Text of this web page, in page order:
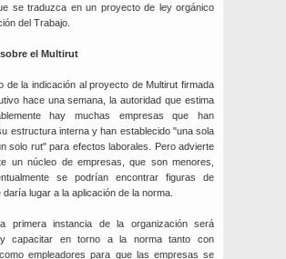
se traduzca en un proyecto de ley orgánico
del Trabajo.
el Multirut
de la indicación al proyecto de Multirut firmada
hace una semana, la autoridad que estima
hay muchas empresas que han
estructura interna y han establecido "una sola
solo rut" para efectos laborales. Pero advierte
un núcleo de empresas, que son menores,
se podrían encontrar figuras de
daría lugar a la aplicación de la norma.
primera instancia de la organización será
capacitar en torno a la norma tanto con
empleadores para que las empresas se